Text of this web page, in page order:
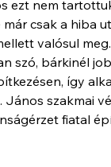
ezt nem
csak a hiba
valósul
szó, bárkinél
így
szakmai
fiatal